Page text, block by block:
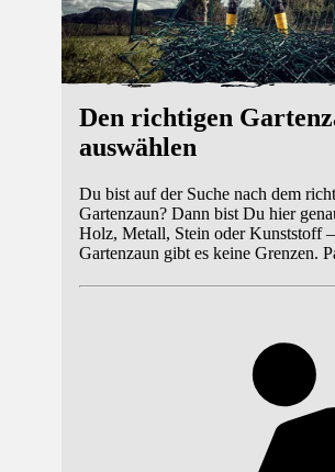
Den richtigen
auswählen
Du bist auf der Suche nach dem
Gartenzaun? Dann bist Du hier
Holz, Metall, Stein oder Kunststoff
Gartenzaun gibt es keine Grenzen.